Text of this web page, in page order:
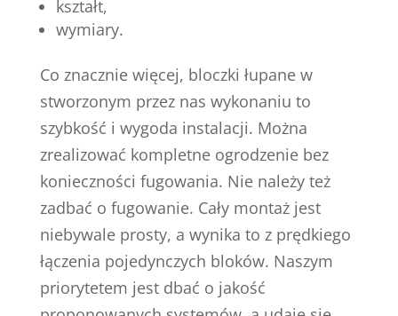
kształt,
wymiary.
Co znacznie więcej, bloczki łupane w
stworzonym przez nas wykonaniu to
szybkość i wygoda instalacji. Można
zrealizować kompletne ogrodzenie bez
konieczności fugowania. Nie należy też
zadbać o fugowanie. Cały montaż jest
niebywale prosty, a wynika to z prędkiego
łączenia pojedynczych bloków. Naszym
priorytetem jest dbać o jakość